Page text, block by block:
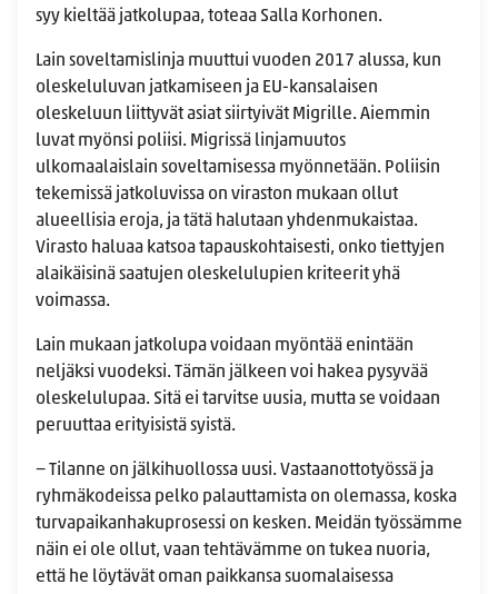
syy kieltää jatkolupaa, toteaa Salla Korhonen.
Lain soveltamislinja muuttui vuoden 2017 alussa, kun
oleskeluluvan jatkamiseen ja EU-kansalaisen
oleskeluun liittyvät asiat siirtyivät Migrille. Aiemmin
luvat myönsi poliisi. Migrissä linjamuutos
ulkomaalaislain soveltamisessa myönnetään. Poliisin
tekemissä jatkoluvissa on viraston mukaan ollut
alueellisia eroja, ja tätä halutaan yhdenmukaistaa.
Virasto haluaa katsoa tapauskohtaisesti, onko tiettyjen
alaikäisinä saatujen oleskelulupien kriteerit yhä
voimassa.
Lain mukaan jatkolupa voidaan myöntää enintään
neljäksi vuodeksi. Tämän jälkeen voi hakea pysyvää
oleskelulupaa. Sitä ei tarvitse uusia, mutta se voidaan
peruuttaa erityisistä syistä.
− Tilanne on jälkihuollossa uusi. Vastaanottotyössä ja
ryhmäkodeissa pelko palauttamista on olemassa, koska
turvapaikanhakuprosessi on kesken. Meidän työssämme
näin ei ole ollut, vaan tehtävämme on tukea nuoria,
että he löytävät oman paikkansa suomalaisessa